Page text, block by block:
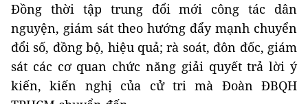
Đồng thời tập trung đổi mới công tác dân
nguyện, giám sát theo hướng đẩy mạnh chuyển
đổi số, đồng bộ, hiệu quả; rà soát, đôn đốc, giám
sát các cơ quan chức năng giải quyết trả lời ý
kiến, kiến nghị của cử tri mà Đoàn ĐBQH